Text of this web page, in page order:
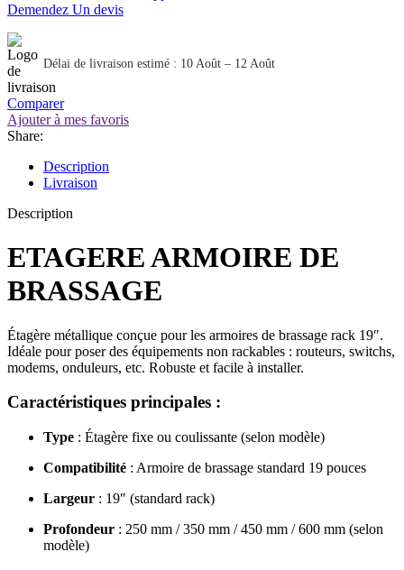
Demendez Un devis
Délai de livraison estimé : 10 Août – 12 Août
Comparer
Ajouter à mes favoris
Share:
Description
Livraison
Description
ETAGERE ARMOIRE DE
BRASSAGE
Étagère métallique conçue pour les armoires de brassage rack 19″.
Idéale pour poser des équipements non rackables : routeurs, switchs,
modems, onduleurs, etc. Robuste et facile à installer.
Caractéristiques principales :
Type : Étagère fixe ou coulissante (selon modèle)
Compatibilité : Armoire de brassage standard 19 pouces
Largeur : 19″ (standard rack)
Profondeur : 250 mm / 350 mm / 450 mm / 600 mm (selon
modèle)